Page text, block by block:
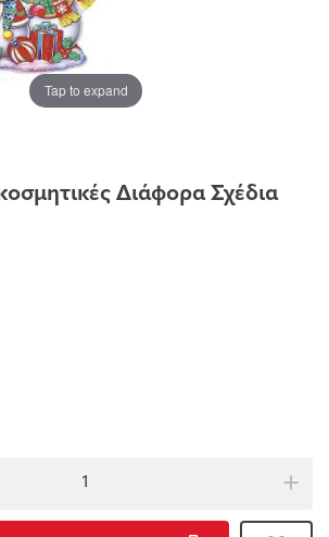
Tap to expand
Διάφορα Σχέδια
+